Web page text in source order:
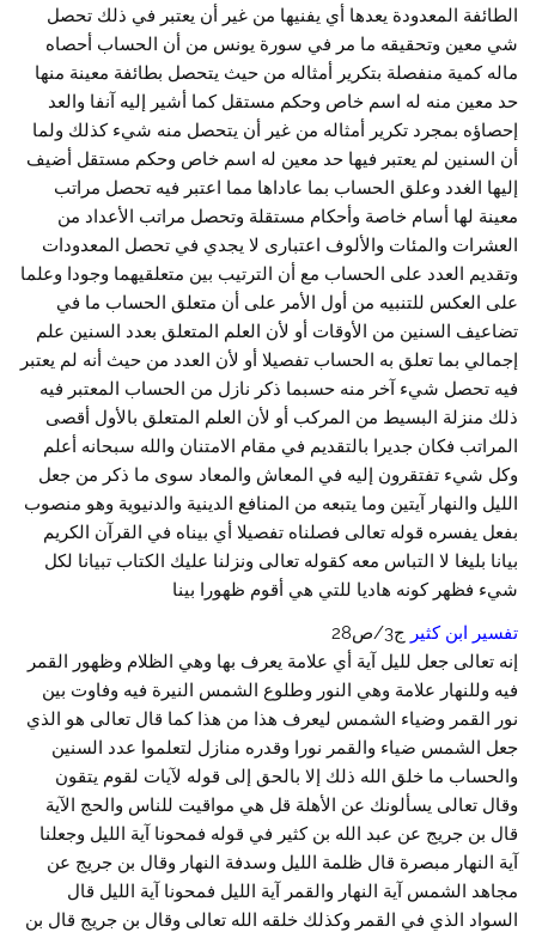
الطائفة المعدودة يعدها أي يفنيها من غير أن يعتبر في ذلك تحصل
شي معين وتحقيقه ما مر في سورة يونس من أن الحساب أحصاه
ماله كمية منفصلة بتكرير أمثاله من حيث يتحصل بطائفة معينة منها
حد معين منه له اسم خاص وحكم مستقل كما أشير إليه آنفا والعد
إحصاؤه بمجرد تكرير أمثاله من غير أن يتحصل منه شيء كذلك ولما
أن السنين لم يعتبر فيها حد معين له اسم خاص وحكم مستقل أضيف
إليها الغدد وعلق الحساب بما عاداها مما اعتبر فيه تحصل مراتب
معينة لها أسام خاصة وأحكام مستقلة وتحصل مراتب الأعداد من
العشرات والمئات والألوف اعتبارى لا يجدي في تحصل المعدودات
وتقديم العدد على الحساب مع أن الترتيب بين متعلقيهما وجودا وعلما
على العكس للتنبيه من أول الأمر على أن متعلق الحساب ما في
تضاعيف السنين من الأوقات أو لأن العلم المتعلق بعدد السنين علم
إجمالي بما تعلق به الحساب تفصيلا أو لأن العدد من حيث أنه لم يعتبر
فيه تحصل شيء آخر منه حسبما ذكر نازل من الحساب المعتبر فيه
ذلك منزلة البسيط من المركب أو لأن العلم المتعلق بالأول أقصى
المراتب فكان جديرا بالتقديم في مقام الامتنان والله سبحانه أعلم
وكل شيء تفتقرون إليه في المعاش والمعاد سوى ما ذكر من جعل
الليل والنهار آيتين وما يتبعه من المنافع الدينية والدنيوية وهو منصوب
بفعل يفسره قوله تعالى فصلناه تفصيلا أي بيناه في القرآن الكريم
بيانا بليغا لا التباس معه كقوله تعالى ونزلنا عليك الكتاب تبيانا لكل
شيء فظهر كونه هاديا للتي هي أقوم ظهورا بينا
تفسير ابن كثير ج3/ص28
إنه تعالى جعل لليل آية أي علامة يعرف بها وهي الظلام وظهور القمر
فيه وللنهار علامة وهي النور وطلوع الشمس النيرة فيه وفاوت بين
نور القمر وضياء الشمس ليعرف هذا من هذا كما قال تعالى هو الذي
جعل الشمس ضياء والقمر نورا وقدره منازل لتعلموا عدد السنين
والحساب ما خلق الله ذلك إلا بالحق إلى قوله لآيات لقوم يتقون
وقال تعالى يسألونك عن الأهلة قل هي مواقيت للناس والحج الآية
قال بن جريج عن عبد الله بن كثير في قوله فمحونا آية الليل وجعلنا
آية النهار مبصرة قال ظلمة الليل وسدفة النهار وقال بن جريج عن
مجاهد الشمس آية النهار والقمر آية الليل فمحونا آية الليل قال
السواد الذي في القمر وكذلك خلقه الله تعالى وقال بن جريج قال بن